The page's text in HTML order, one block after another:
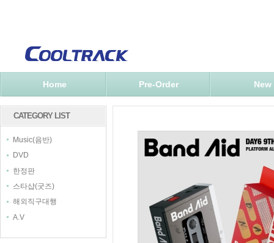
Home Pre-Order New
CATEGORY LIST
Music(음반)
DVD
한정판
스타샵(굿즈)
해외직구대행
A.V